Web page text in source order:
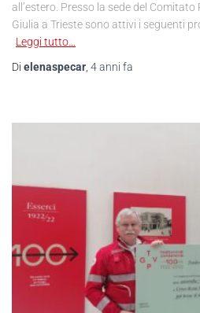
all’estero. Presso la sede del Comitato
Giulia a Trieste sono attivi i seguenti
Leggi tutto…
Di elenaspecar, 4 anni fa